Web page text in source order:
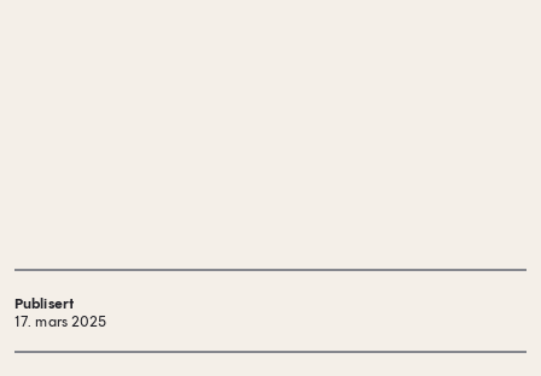
Publisert
17. mars 2025